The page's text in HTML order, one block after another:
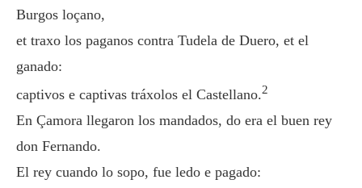
Burgos loçano,
et traxo los paganos contra Tudela de Duero, et el
ganado:
captivos e captivas tráxolos el Castellano.2
En Çamora llegaron los mandados, do era el buen rey
don Fernando.
El rey cuando lo sopo, fue ledo e pagado: